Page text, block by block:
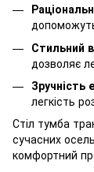
допоможуть
Стильний
дозволяє
Зручність
легкість
Стіл тумба
сучасних
комфортний